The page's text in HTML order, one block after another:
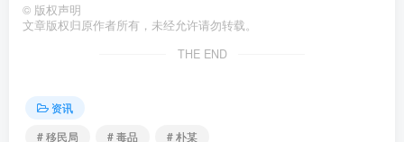
© 版权声明
文章版权归原作者所有，未经允许请勿转载。
THE END
资讯
# 移民局
# 毒品 # 朴某